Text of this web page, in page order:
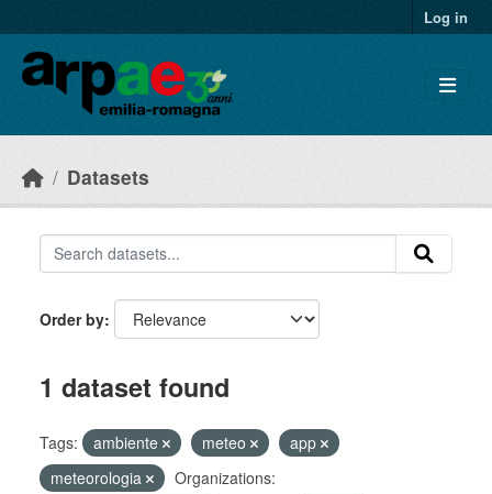
Log in
Datasets
Order by
1 dataset found
Tags: ambiente meteo
app
meteorologia
Organizations: